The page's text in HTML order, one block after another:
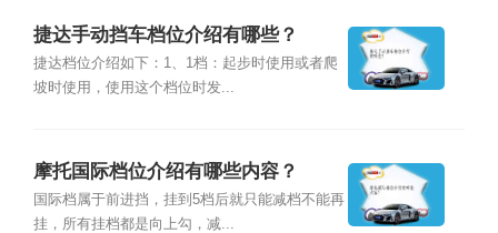
捷达手动挡车档位介绍有哪些？
捷达档位介绍如下：1、1档：起步时使用或者爬
坡时使用，使用这个档位时发...
摩托国际档位介绍有哪些内容？
国际档属于前进挡，挂到5档后就只能减档不能再
挂，所有挂档都是向上勾，减...